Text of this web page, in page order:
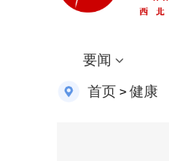
要闻
首页 > 健康